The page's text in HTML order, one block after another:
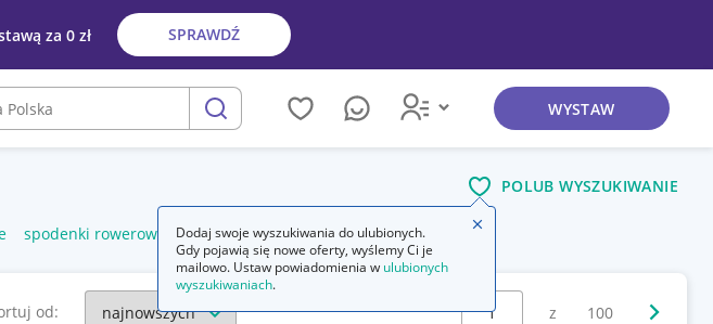
za 0 zł SPRAWDŹ
szukaj
WYSTAW
POLUB WYSZUKIWANIE
spodenki rowerowe damskie spodenki sportowe damskie
od:
Wybierz stronę:
z 100
Dodaj swoje wyszukiwania do ulubionych.
Gdy pojawią się nowe oferty, wyślemy Ci je
mailowo. Ustaw powiadomienia w ulubionych
wyszukiwaniach.
Zamknij wskazówkę